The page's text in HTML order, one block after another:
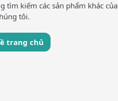
tìm kiếm các sản phẩm khác của
tôi.
trang chủ